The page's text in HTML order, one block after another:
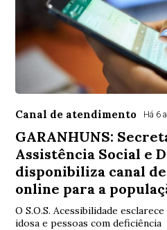
Canal de atendimento Há 6
GARANHUNS:
Assistência Social e
disponibiliza canal
online para a
O S.O.S. Acessibilidade
idosa e pessoas com deficiência